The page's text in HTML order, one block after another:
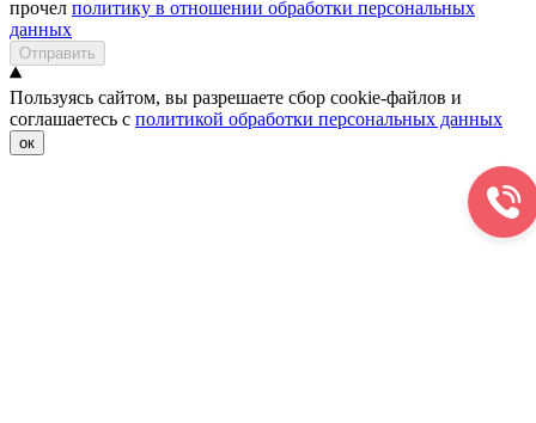
прочел политику в отношении обработки персональных
данных
Отправить
Пользуясь сайтом, вы разрешаете сбор cookie-файлов и
соглашаетесь с политикой обработки персональных данных
ок